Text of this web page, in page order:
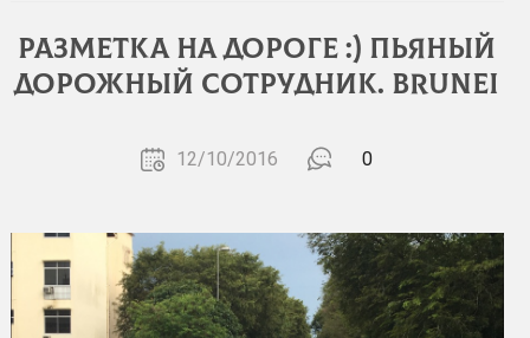
Разметка на дороге :) Пьяный
дорожный сотрудник. Brunei
12/10/2016 0